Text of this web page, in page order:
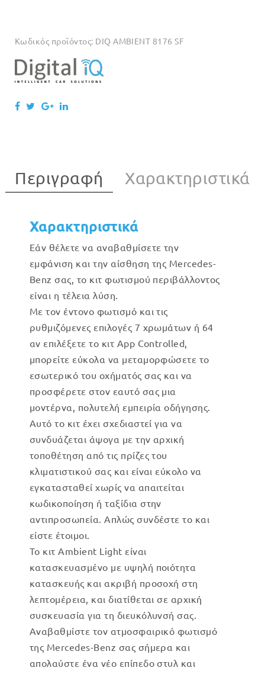
Κωδικός προϊόντος: DIQ AMBIENT 8176 SF
Περιγραφή Χαρακτηριστικά
Χαρακτηριστικά
Εάν θέλετε να αναβαθμίσετε την
εμφάνιση και την αίσθηση της Mercedes-
Benz σας, το κιτ φωτισμού περιβάλλοντος
είναι η τέλεια λύση.
Με τον έντονο φωτισμό και τις
ρυθμιζόμενες επιλογές 7 χρωμάτων ή 64
αν επιλέξετε το κιτ App Controlled,
μπορείτε εύκολα να μεταμορφώσετε το
εσωτερικό του οχήματός σας και να
προσφέρετε στον εαυτό σας μια
μοντέρνα, πολυτελή εμπειρία οδήγησης.
Αυτό το κιτ έχει σχεδιαστεί για να
συνδυάζεται άψογα με την αρχική
τοποθέτηση από τις πρίζες του
κλιματιστικού σας και είναι εύκολο να
εγκατασταθεί χωρίς να απαιτείται
κωδικοποίηση ή ταξίδια στην
αντιπροσωπεία.Απλώς συνδέστε το και
είστε έτοιμοι.
Το κιτ Ambient Light είναι
κατασκευασμένο με υψηλή ποιότητα
κατασκευής και ακριβή προσοχή στη
λεπτομέρεια, και διατίθεται σε αρχική
συσκευασία για τη διευκόλυνσή σας.
Αναβαθμίστε τον ατμοσφαιρικό φωτισμό
της Mercedes-Benz σας σήμερα και
απολαύστε ένα νέο επίπεδο στυλ και